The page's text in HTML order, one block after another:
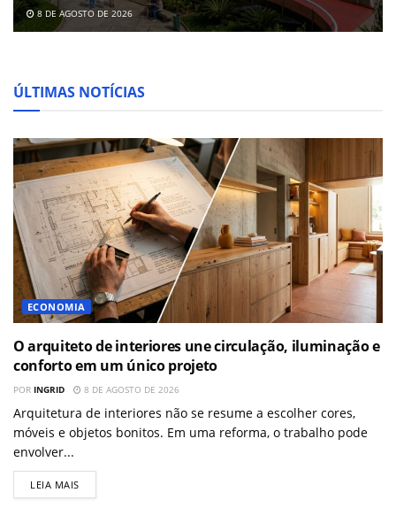
8 DE AGOSTO DE 2026
ÚLTIMAS NOTÍCIAS
ECONOMIA
O arquiteto de interiores une circulação, iluminação e
conforto em um único projeto
POR INGRID 8 DE AGOSTO DE 2026
Arquitetura de interiores não se resume a escolher cores,
móveis e objetos bonitos. Em uma reforma, o trabalho pode
envolver...
LEIA MAIS